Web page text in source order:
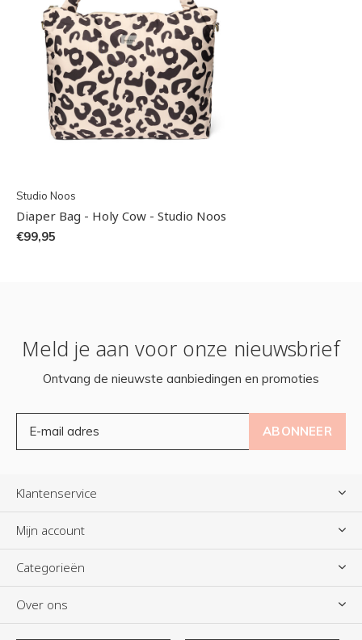
Studio Noos
Diaper Bag - Holy Cow - Studio Noos
€99,95
Meld je aan voor onze nieuwsbrief
Ontvang de nieuwste aanbiedingen en promoties
ABONNEER
Klantenservice
Mijn account
Categorieën
Over ons